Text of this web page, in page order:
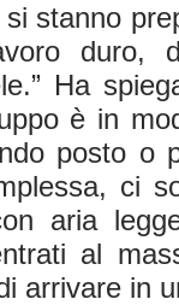
stanno
duro,
Ha
è in
posto o
ci
aria
al
arrivare in